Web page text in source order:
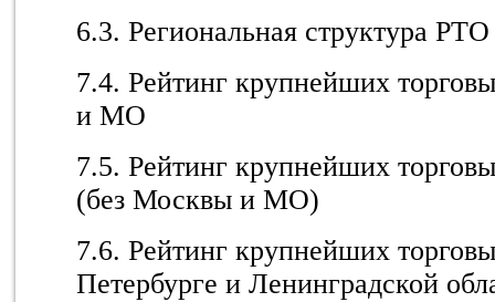
6.3. Региональная структура
7.4. Рейтинг крупнейших
и МО
7.5. Рейтинг крупнейших
(без Москвы и МО)
7.6. Рейтинг крупнейших
Петербурге и Ленинградской